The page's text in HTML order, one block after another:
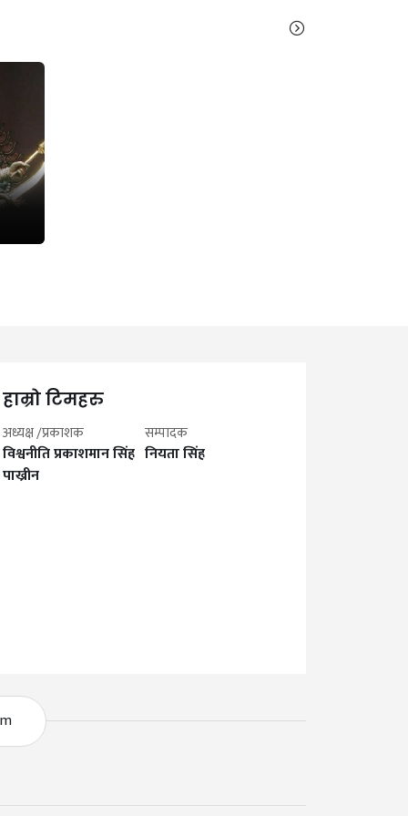
हाम्रो टिमहरु
अध्यक्ष /प्रकाशक
विश्वनीति प्रकाशमान सिंह
पाख्रीन
सम्पादक
नियता सिंह